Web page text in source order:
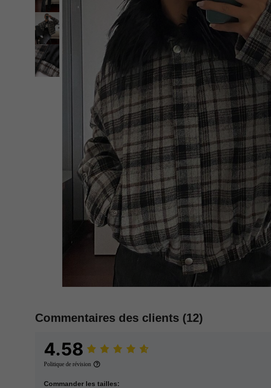
Commentaires des clients (12)
4.58
Politique de révision
Commander les tailles: